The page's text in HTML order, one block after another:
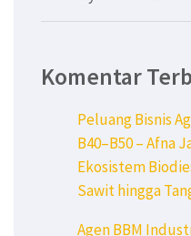
Komentar
Peluang Bisnis
B40–B50 – Afna
Ekosistem
Sawit hingga
Agen BBM